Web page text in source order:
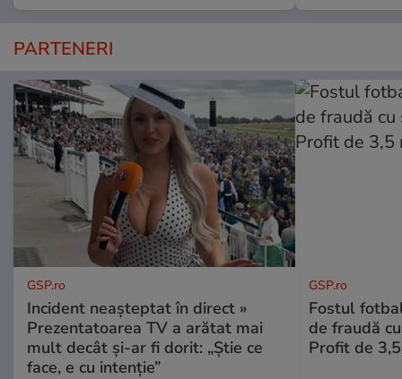
PARTENERI
GSP.ro
Incident neașteptat în direct »
Prezentatoarea TV a arătat mai
mult decât și-ar fi dorit: „Știe ce
face, e cu intenție”
GSP.ro
Fostul
de fraudă
Profit de